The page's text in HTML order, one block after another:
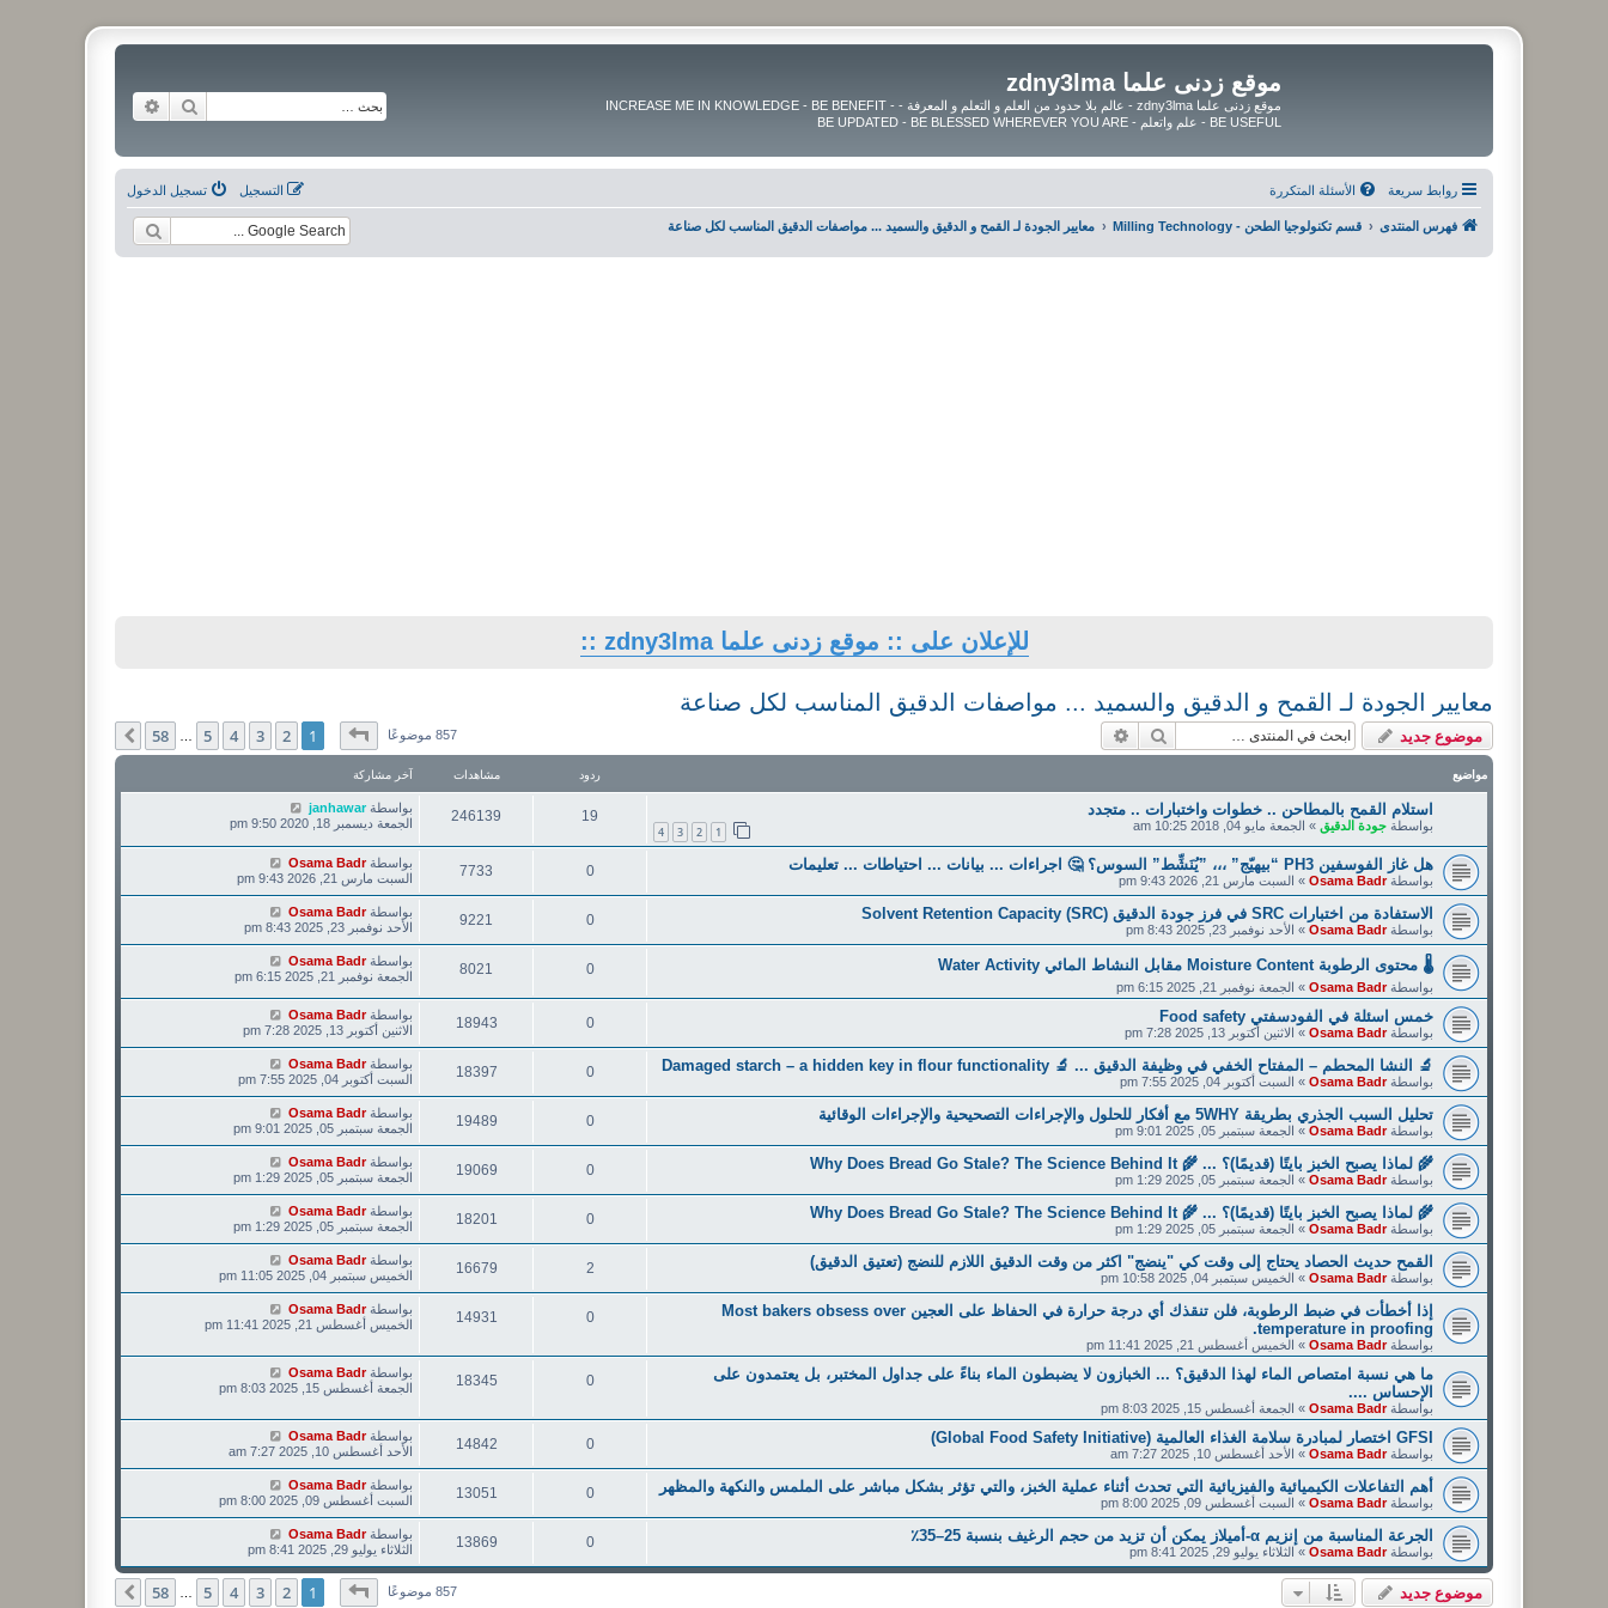
موقع زدنى علما zdny3lma
موقع زدنى علما zdny3lma - عالم بلا حدود من العلم و التعلم و المعرفة - INCREASE ME IN KNOWLEDGE - BE BENEFIT -
BE USEFUL - علم واتعلم - BE UPDATED - BE BLESSED WHEREVER YOU ARE
بحث
روابط سريعة الأسئلة المتكررة تسجيل الدخول التسجيل
فهرس المنتدى قسم تكنولوجيا الطحن - Milling Technology معايير الجودة لـ القمح و الدقيق والسميد ... مواصفات الدقيق المناسب لكل صناعة
للإعلان على :: موقع زدنى علما zdny3lma ::
معايير الجودة لـ القمح و الدقيق والسميد ... مواصفات الدقيق المناسب لكل صناعة
موضوع جديد بحث 857 موضوعًاصفحة1 من58
1
2
3
4
5
58 التالي
مواضيع ردود مشاهدات آخر مشاركة
استلام القمح بالمطاحن .. خطوات واختبارات .. متجدد
بواسطة جودة الدقيق » الجمعة مايو 04, 2018 10:25 am 1
2
3
4
19
246139 بواسطةjanhawar
الجمعة ديسمبر 18, 2020 9:50 pm
هل غاز الفوسفين PH3 “بيهيّج” ،،، ”يُنَشِّط” السوس؟ 🤔 اجراءات ... بيانات ... احتياطات ... تعليمات
بواسطةOsama Badr
» السبت مارس 21, 2026 9:43 pm
0
7733 بواسطةOsama Badr
السبت مارس 21, 2026 9:43 pm
الاستفادة من اختبارات SRC في فرز جودة الدقيق Solvent Retention Capacity (SRC)
بواسطةOsama Badr
» الأحد نوفمبر 23, 2025 8:43 pm
0
9221 بواسطةOsama Badr
الأحد نوفمبر 23, 2025 8:43 pm
🌡️ محتوى الرطوبة Moisture Content مقابل النشاط المائي Water Activity
بواسطةOsama Badr
» الجمعة نوفمبر 21, 2025 6:15 pm
0
8021 بواسطةOsama Badr
الجمعة نوفمبر 21, 2025 6:15 pm
خمس اسئلة في الفودسفتي Food safety
بواسطةOsama Badr
» الاثنين أكتوبر 13, 2025 7:28 pm
0
18943 بواسطةOsama Badr
الاثنين أكتوبر 13, 2025 7:28 pm
🔬 النشا المحطم – المفتاح الخفي في وظيفة الدقيق ... 🔬 Damaged starch – a hidden key in flour functionality
بواسطةOsama Badr
» السبت أكتوبر 04, 2025 7:55 pm
0
18397 بواسطةOsama Badr
السبت أكتوبر 04, 2025 7:55 pm
تحليل السبب الجذري بطريقة 5WHY مع أفكار للحلول والإجراءات التصحيحية والإجراءات الوقائية
بواسطةOsama Badr
» الجمعة سبتمبر 05, 2025 9:01 pm
0
19489 بواسطةOsama Badr
الجمعة سبتمبر 05, 2025 9:01 pm
🌾 لماذا يصبح الخبز بايتًا (قديمًا)؟ ... 🌾 Why Does Bread Go Stale? The Science Behind It
بواسطةOsama Badr
» الجمعة سبتمبر 05, 2025 1:29 pm
0
19069 بواسطةOsama Badr
الجمعة سبتمبر 05, 2025 1:29 pm
🌾 لماذا يصبح الخبز بايتًا (قديمًا)؟ ... 🌾 Why Does Bread Go Stale? The Science Behind It
بواسطةOsama Badr
» الجمعة سبتمبر 05, 2025 1:29 pm
0
18201 بواسطةOsama Badr
الجمعة سبتمبر 05, 2025 1:29 pm
القمح حديث الحصاد يحتاج إلى وقت كي "ينضج" اكثر من وقت الدقيق اللازم للنضج (تعتيق الدقيق)
بواسطةOsama Badr
» الخميس سبتمبر 04, 2025 10:58 pm
2
16679 بواسطةOsama Badr
الخميس سبتمبر 04, 2025 11:05 pm
إذا أخطأت في ضبط الرطوبة، فلن تنقذك أي درجة حرارة في الحفاظ على العجين Most bakers obsess over
temperature in proofing.
بواسطةOsama Badr
» الخميس أغسطس 21, 2025 11:41 pm
0
14931 بواسطةOsama Badr
الخميس أغسطس 21, 2025 11:41 pm
ما هي نسبة امتصاص الماء لهذا الدقيق؟ ... الخبازون لا يضبطون الماء بناءً على جداول المختبر، بل يعتمدون على
الإحساس ....
بواسطةOsama Badr
» الجمعة أغسطس 15, 2025 8:03 pm
0
18345 بواسطةOsama Badr
الجمعة أغسطس 15, 2025 8:03 pm
GFSI اختصار لمبادرة سلامة الغذاء العالمية (Global Food Safety Initiative)
بواسطةOsama Badr
» الأحد أغسطس 10, 2025 7:27 am
0
14842 بواسطةOsama Badr
الأحد أغسطس 10, 2025 7:27 am
أهم التفاعلات الكيميائية والفيزيائية التي تحدث أثناء عملية الخبز، والتي تؤثر بشكل مباشر على الملمس والنكهة والمظهر
بواسطةOsama Badr
» السبت أغسطس 09, 2025 8:00 pm
0
13051 بواسطةOsama Badr
السبت أغسطس 09, 2025 8:00 pm
الجرعة المناسبة من إنزيم α-أميلاز يمكن أن تزيد من حجم الرغيف بنسبة 25–35٪
بواسطةOsama Badr
» الثلاثاء يوليو 29, 2025 8:41 pm
0
13869 بواسطةOsama Badr
الثلاثاء يوليو 29, 2025 8:41 pm
موضوع جديد 857 موضوعًاصفحة1 من58
1
2
3
4
5
58 التالي